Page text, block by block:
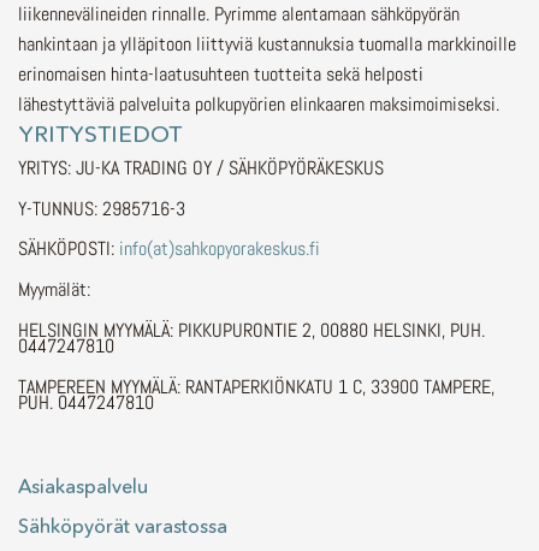
liikennevälineiden rinnalle. Pyrimme alentamaan sähköpyörän
hankintaan ja ylläpitoon liittyviä kustannuksia tuomalla markkinoille
erinomaisen hinta-laatusuhteen tuotteita sekä helposti
lähestyttäviä palveluita polkupyörien elinkaaren maksimoimiseksi.
YRITYSTIEDOT
YRITYS: JU-KA TRADING OY / SÄHKÖPYÖRÄKESKUS
Y-TUNNUS: 2985716-3
SÄHKÖPOSTI: info(at)sahkopyorakeskus.fi
Myymälät:
HELSINGIN MYYMÄLÄ: PIKKUPURONTIE 2, 00880 HELSINKI, PUH.
0447247810
TAMPEREEN MYYMÄLÄ: RANTAPERKIÖNKATU 1 C, 33900 TAMPERE,
PUH. 0447247810
Asiakaspalvelu
Sähköpyörät varastossa